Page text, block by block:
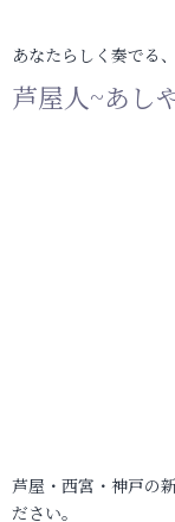
あなたらしく奏でる
芦屋人~あし
芦屋・西宮・神戸の
ださい。